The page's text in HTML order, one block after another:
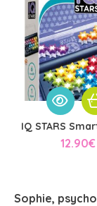
Sophie,
IQ STARS
12.90€